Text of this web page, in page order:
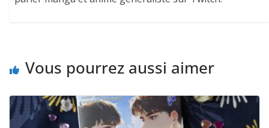
Vous pourrez aussi aimer